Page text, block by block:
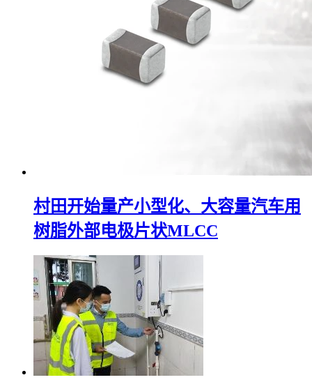
村田开始量产小型化、大容量汽车用
树脂外部电极片状MLCC